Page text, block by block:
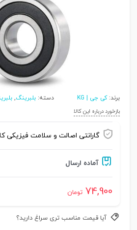
برند:کی جی | KG دسته:بلبرینگ,
بازخورد درباره این کالا
گارانتی اصالت و سلامت فیزیکی
آماده ارسال
74,900 تومان
آیا قیمت مناسب تری سراغ دارید؟